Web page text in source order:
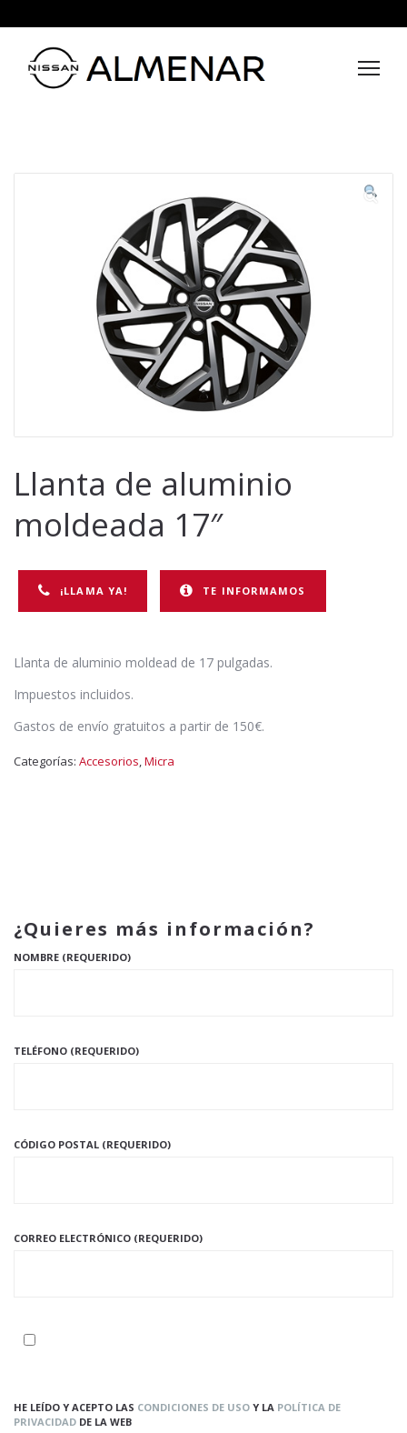
Llanta de aluminio
moldeada 17″
¡LLAMA YA! TE INFORMAMOS
Llanta de aluminio moldead de 17 pulgadas.
Impuestos incluidos.
Gastos de envío gratuitos a partir de 150€.
Categorías: Accesorios,Micra
¿Quieres más información?
NOMBRE (REQUERIDO)
TELÉFONO (REQUERIDO)
CÓDIGO POSTAL (REQUERIDO)
CORREO ELECTRÓNICO (REQUERIDO)
HE LEÍDO Y ACEPTO LAS CONDICIONES DE USO Y LA POLÍTICA DE
PRIVACIDAD DE LA WEB